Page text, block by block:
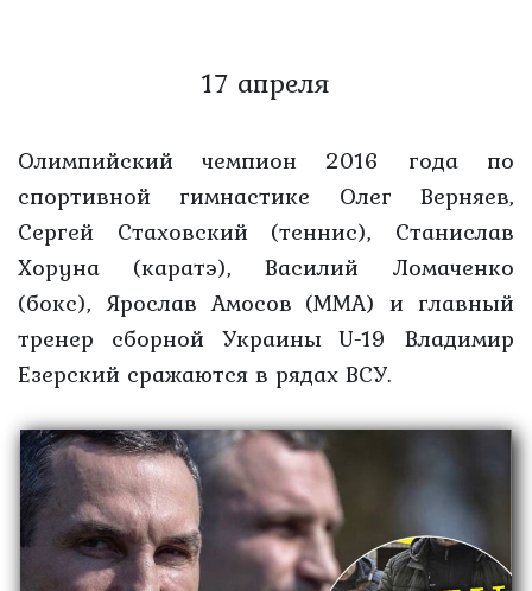
17 апреля
Олимпийский чемпион 2016 года по
спортивной гимнастике Олег Верняев,
Сергей Стаховский (теннис), Станислав
Хоруна (каратэ), Василий Ломаченко
(бокс), Ярослав Амосов (ММА) и главный
тренер сборной Украины U-19 Владимир
Езерский сражаются в рядах ВСУ.